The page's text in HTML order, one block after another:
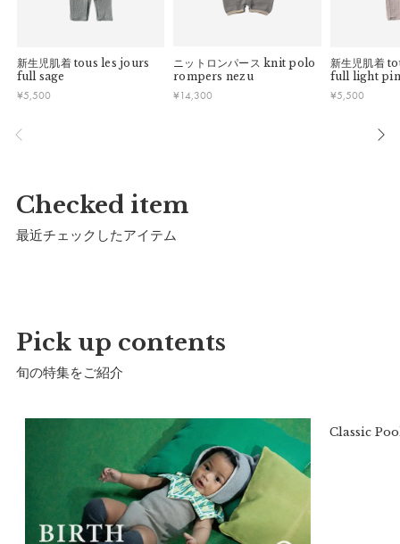
a）着丈： 43.5cm
c）袖丈：28cm
a）着丈：46.5cm
b）身幅： 31cm
※推奨年齢は個人差がございますので、実寸を参考にしてくだ
さい。
本体：綿100%
別布部分：
新生児肌着 tous les jours
full sage
¥5,500
ニットロンパース knit polo
rompers nezu
¥14,300
新生児肌着
full light
¥5,500
Checked item
最近チェックしたアイテム
Pick up contents
旬の特集をご紹介
Classic Poohコレクションが新作とともに再販 甚平と巾着